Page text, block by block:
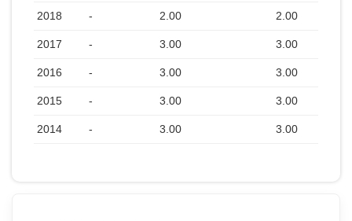
2018 - 2.00 2.00
2017 - 3.00 3.00
2016 - 3.00 3.00
2015 - 3.00 3.00
2014 - 3.00 3.00